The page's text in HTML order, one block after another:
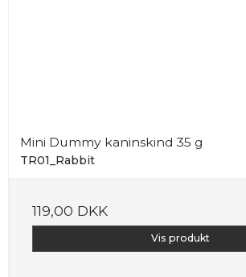
Mini Dummy kaninskind 35 g
TR01_Rabbit
119,00 DKK
Vis produkt